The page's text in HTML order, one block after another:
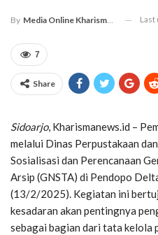
By Media Online Kharismanews.id Last
7
Share
Sidoarjo, Kharismanews.id –
melalui Dinas Perpustakaan
Sosialisasi dan Perencanaan
Arsip (GNSTA) di Pendopo
(13/2/2025). Kegiatan ini
kesadaran akan pentingnya
sebagai bagian dari tata kelola